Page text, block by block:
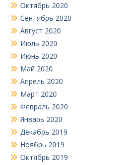
Октябрь 2020
Сентябрь 2020
Август 2020
Июль 2020
Июнь 2020
Май 2020
Апрель 2020
Март 2020
Февраль 2020
Январь 2020
Декабрь 2019
Ноябрь 2019
Октябрь 2019